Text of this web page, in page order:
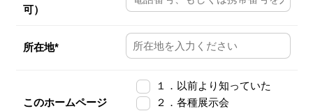
可）
所在地*
このホームページ
１．以前より知っていた
２．各種展示会